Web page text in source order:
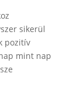
sikerül
pozitív
mint nap